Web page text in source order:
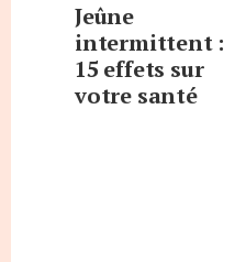
Jeûne
intermittent :
15 effets sur
votre santé